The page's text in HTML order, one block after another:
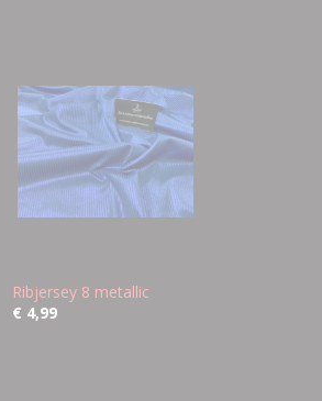
Ribjersey 8 metallic
€ 4,99